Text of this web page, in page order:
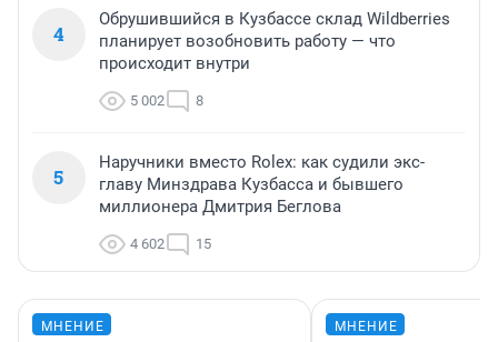
4
Обрушившийся в Кузбассе склад Wildberries
планирует возобновить работу — что
происходит внутри
5 002 8
5
Наручники вместо Rolex: как судили экс-
главу Минздрава Кузбасса и бывшего
миллионера Дмитрия Беглова
4 602 15
МНЕНИЕ МНЕНИЕ